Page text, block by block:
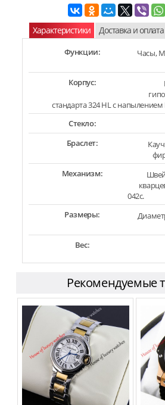
Характеристики Доставка и оплата
Функции:
Часы,
Корпус:
стандарта 324 HL с напылением
Стекло:
Браслет:
Механизм:
042c.
Размеры:
Вес:
Рекомендуемые